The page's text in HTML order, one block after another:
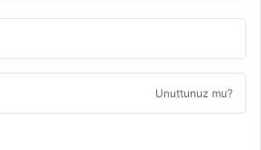
Unuttunuz mu?